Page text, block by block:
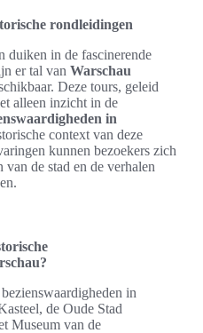
rondleidingen
duiken in de fascinerende
er tal van Warschau
Deze tours, geleid
alleen inzicht in de
in
context van deze
kunnen bezoekers zich
de stad en de verhalen
in
de Oude Stad
Museum van de